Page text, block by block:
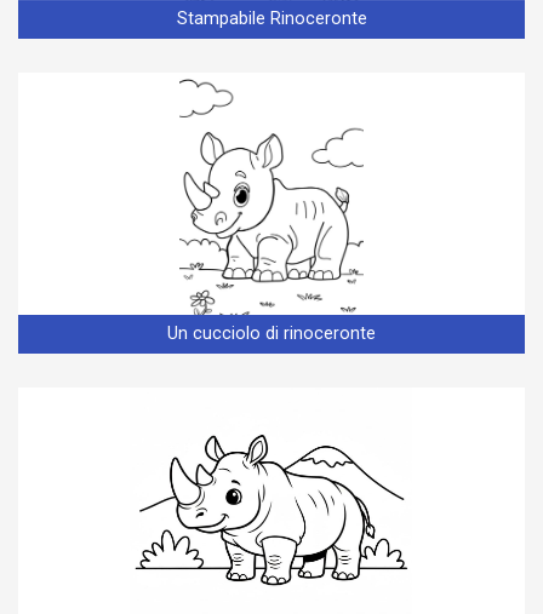
Stampabile Rinoceronte
Un cucciolo di rinoceronte